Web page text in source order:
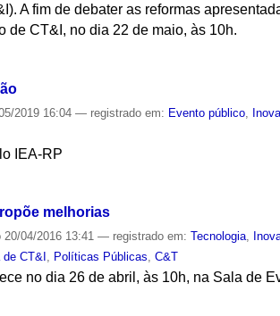
A fim de debater as reformas
de CT&I, no dia 22 de maio, às 10h.
2019 16:04— registrado em: Evento público
IEA-RP
melhorias
20/04/2016 13:41— registrado em:Tecnologia,
CT&I , Políticas Públicas,C&T
no dia 26 de abril, às 10h, na Sala de